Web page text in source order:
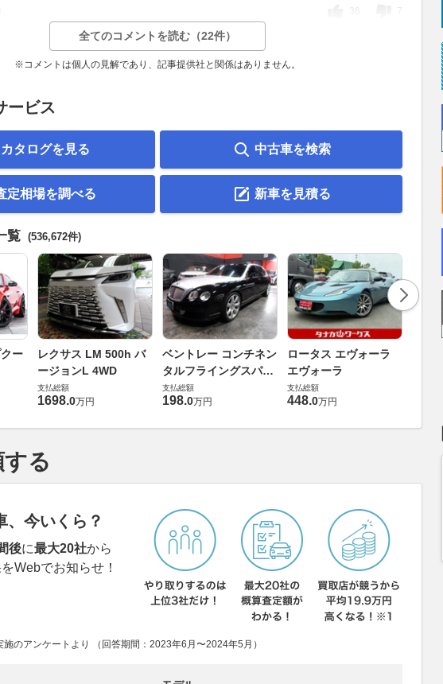
7
全てのコメントを読む（22件）
※コメントは個人の見解であり、記事提供社と関係はありません。
ービス
カタログを見る 中古車を検索
定相場を調べる 新車を見積る
覧 (536,672件)
ー
レクサス LM 500h バ
ージョンL 4WD
支払総額
1698.0万円
ベントレー コンチネン
タルフライングスパー
6.0 4WD
支払総額
198.0万円
ロータス エヴォーラ
エヴォーラ
支払総額
448.0万円
る
、今いくら？
後に最大20社から
Webでお知らせ！
のアンケートより （回答期間：2023年6月〜2024年5月）